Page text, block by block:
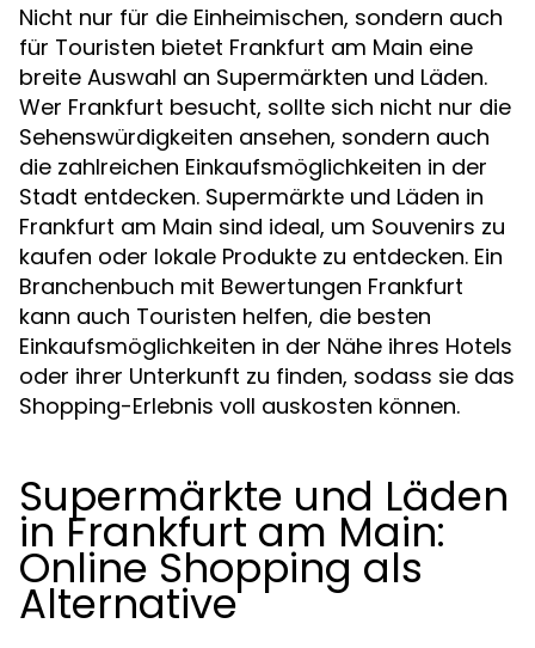
Nicht nur für die Einheimischen, sondern auch
für Touristen bietet Frankfurt am Main eine
breite Auswahl an Supermärkten und Läden.
Wer Frankfurt besucht, sollte sich nicht nur die
Sehenswürdigkeiten ansehen, sondern auch
die zahlreichen Einkaufsmöglichkeiten in der
Stadt entdecken. Supermärkte und Läden in
Frankfurt am Main sind ideal, um Souvenirs zu
kaufen oder lokale Produkte zu entdecken. Ein
Branchenbuch mit Bewertungen Frankfurt
kann auch Touristen helfen, die besten
Einkaufsmöglichkeiten in der Nähe ihres Hotels
oder ihrer Unterkunft zu finden, sodass sie das
Shopping-Erlebnis voll auskosten können.
Supermärkte und Läden
in Frankfurt am Main:
Online Shopping als
Alternative